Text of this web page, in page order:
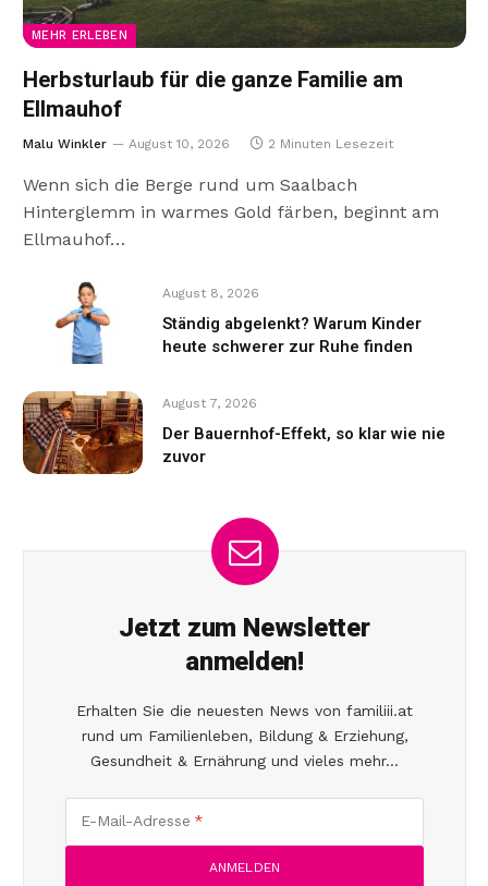
MEHR ERLEBEN
Herbsturlaub für die ganze Familie am
Ellmauhof
Malu Winkler August 10, 2026 2 Minuten Lesezeit
Wenn sich die Berge rund um Saalbach
Hinterglemm in warmes Gold färben, beginnt am
Ellmauhof…
August 8, 2026
Ständig abgelenkt? Warum Kinder
heute schwerer zur Ruhe finden
August 7, 2026
Der Bauernhof-Effekt, so klar wie nie
zuvor
Jetzt zum Newsletter
anmelden!
Erhalten Sie die neuesten News von familiii.at
rund um Familienleben, Bildung & Erziehung,
Gesundheit & Ernährung und vieles mehr...
E-Mail-Adresse